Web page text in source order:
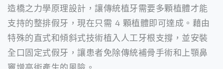
造橋之力學原理設計，讓傳統植牙需要多顆植體才能
支持的整排假牙，現在只需 4 顆植體即可達成。藉由
特殊的直式和傾斜式技術植入人工牙根支撐，並安裝
全口固定式假牙，讓患者免除傳統補骨手術和上顎鼻